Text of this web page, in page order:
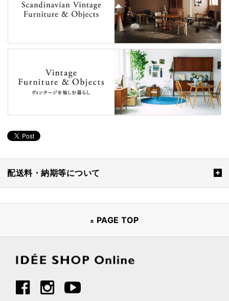
配送料・納期等について
PAGE TOP